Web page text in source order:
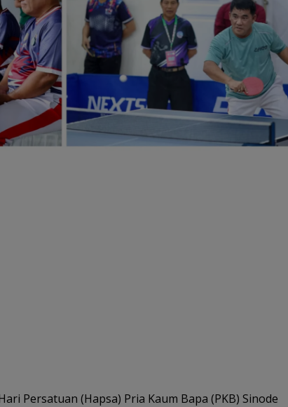
Persatuan (Hapsa) Pria Kaum Bapa (PKB) Sinode